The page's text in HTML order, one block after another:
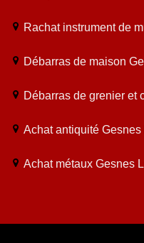
Rachat instrument de
Débarras de maison
Débarras de grenier et
Achat antiquité
Achat métaux Gesnes